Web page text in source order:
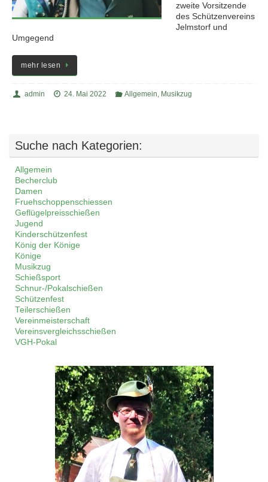
zweite Vorsitzende
des Schützenvereins
Jelmstorf und
Umgegend
mehr lesen
admin 24. Mai 2022 Allgemein Musikzug
Suche nach Kategorien:
Allgemein
Becherclub
Damen
Fruehschoppenschiessen
Geflügelpreisschießen
Jugend
Kinderschützenfest
König der Könige
Könige
Musikzug
Schießsport
Schnur-/Pokalschießen
Schützenfest
Teilerschießen
Vereinmeisterschaft
Vereinsvergleichsschießen
VGH-Pokal